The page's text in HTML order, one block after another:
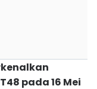
pada 16 Mei